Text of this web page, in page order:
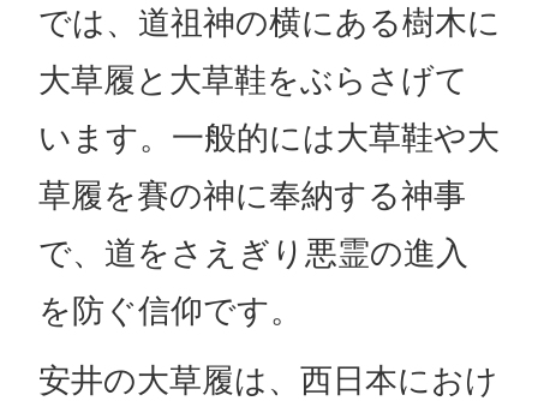
では、道祖神の横にある樹木に
大草履と大草鞋をぶらさげて
います。一般的には大草鞋や大
草履を賽の神に奉納する神事
で、道をさえぎり悪霊の進入
を防ぐ信仰です。
安井の大草履は、西日本におけ